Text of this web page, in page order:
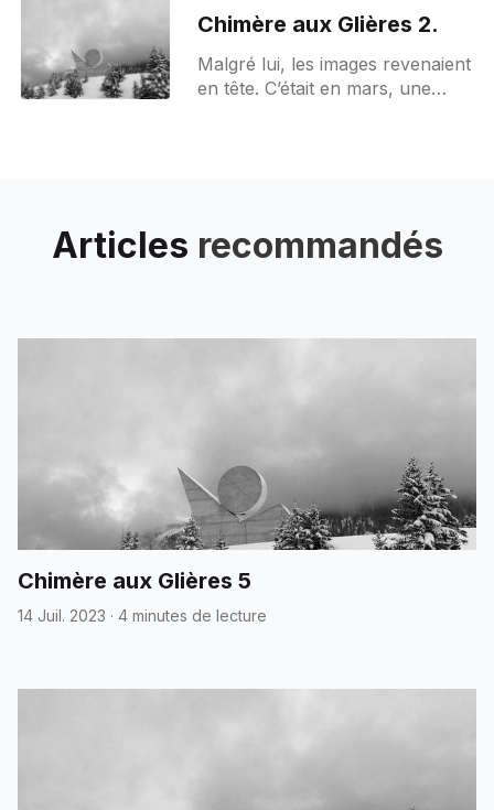
Chimère aux Glières 2.
Malgré lui, les images revenaient
en tête. C’était en mars, une
Articles recommandés
Chimère aux Glières 5
14 Juil. 2023 · 4 minutes de lecture